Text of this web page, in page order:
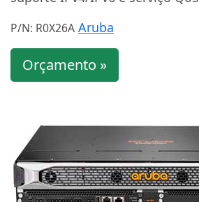
P/N: R0X26A Aruba
Orçamento »